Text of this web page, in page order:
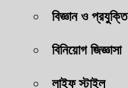
বিজ্ঞান ও প্রযুক্তি
বিনিয়োগ জিজ্ঞাসা
লাইফ স্টাইল